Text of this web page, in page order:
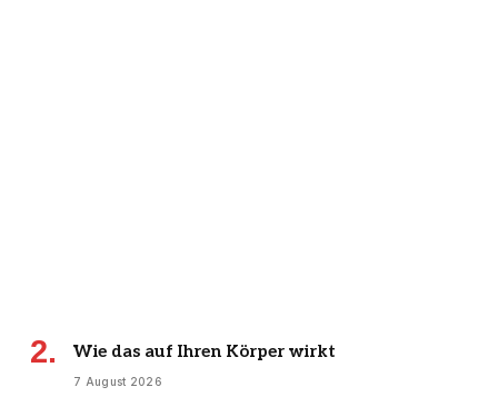
Wie das auf Ihren Körper wirkt
7 August 2026